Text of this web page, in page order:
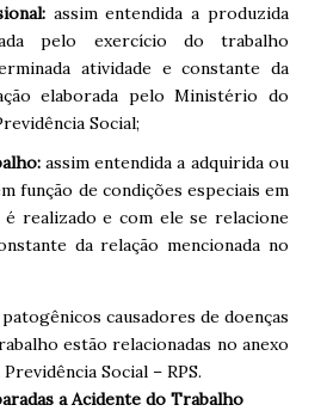
assim entendida a produzida
pelo exercício do trabalho
atividade e constante da
elaborada pelo Ministério do
Social;
assim entendida a adquirida ou
função de condições especiais em
realizado e com ele se relacione
da relação mencionada no
causadores de doenças
estão relacionadas no anexo
Social – RPS.
a Acidente do Trabalho